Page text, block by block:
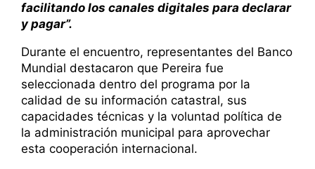
facilitando los canales digitales para declarar
y pagar”.
Durante el encuentro, representantes del Banco
Mundial destacaron que Pereira fue
seleccionada dentro del programa por la
calidad de su información catastral, sus
capacidades técnicas y la voluntad política de
la administración municipal para aprovechar
esta cooperación internacional.